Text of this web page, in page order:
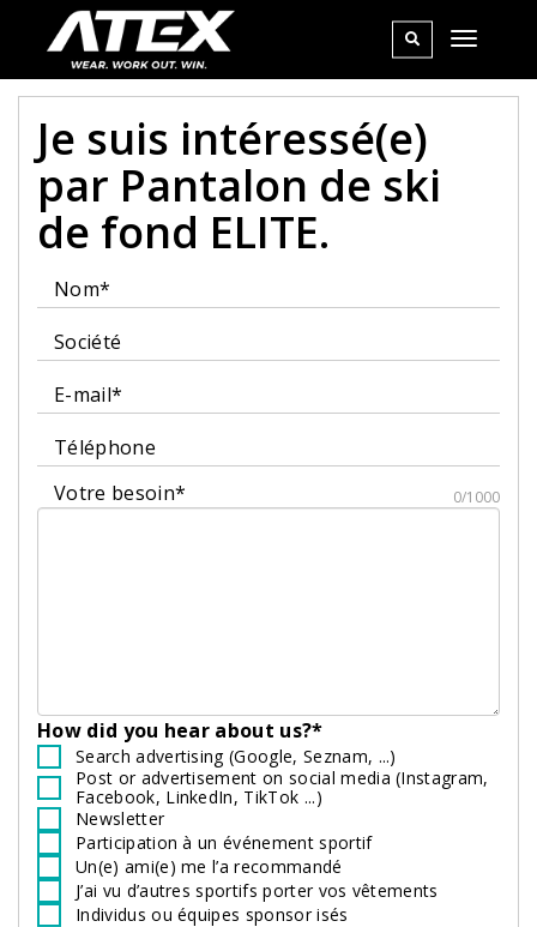
Je suis intéressé(e)
par Pantalon de ski
de fond ELITE.
Nom*
Société
E-mail*
Téléphone
Votre besoin*
0/1000
How did you hear about us?*
Search advertising (Google, Seznam, ...)
Post or advertisement on social media (Instagram,
Facebook, LinkedIn, TikTok ...)
Newsletter
Participation à un événement sportif
Un(e) ami(e) me l’a recommandé
J’ai vu d’autres sportifs porter vos vêtements
Individus ou équipes sponsor isés